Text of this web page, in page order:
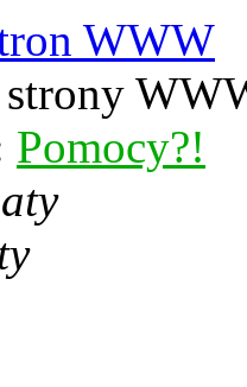
WWW
Pomocy?!